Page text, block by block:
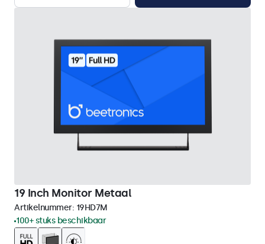
19 Inch Monitor Metaal
Artikelnummer: 19HD7M
100+ stuks beschikbaar